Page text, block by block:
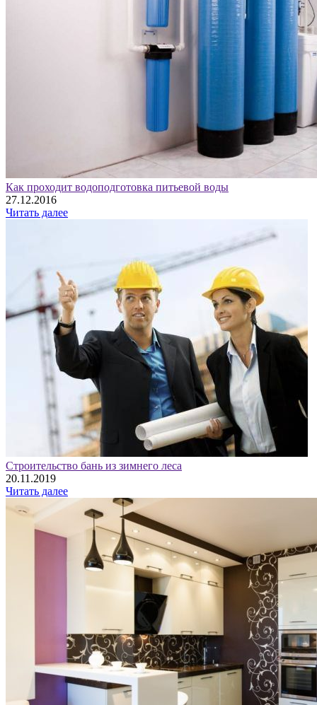
Как проходит водоподготовка питьевой воды
27.12.2016
Читать далее
Строительство бань из зимнего леса
20.11.2019
Читать далее